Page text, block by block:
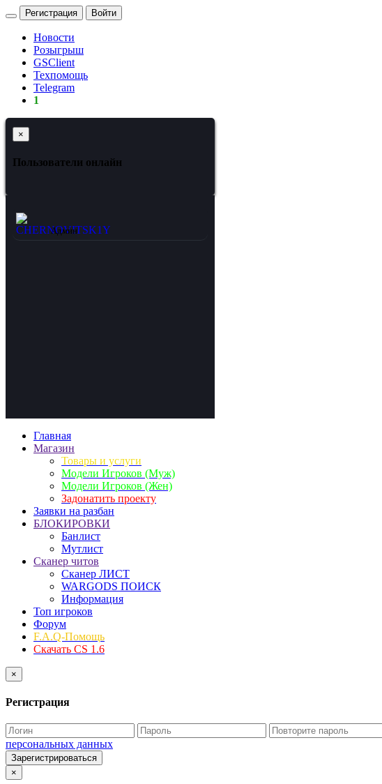
Регистрация Войти
Новости
Розыгрыш
GSClient
Техпомощь
Telegram
1
×
Пользователи онлайн
Админ
Главная
Магазин
Товары и услуги
Модели Игроков (Муж)
Модели Игроков (Жен)
Задонатить проекту
Заявки на разбан
БЛОКИРОВКИ
Банлист
Мутлист
Cканер читов
Cканер ЛИСТ
WARGODS ПОИСК
Информация
Топ игроков
Форум
F.A.Q-Помощь
Скачать CS 1.6
×
Регистрация
персональных данных
Зарегистрироваться
×